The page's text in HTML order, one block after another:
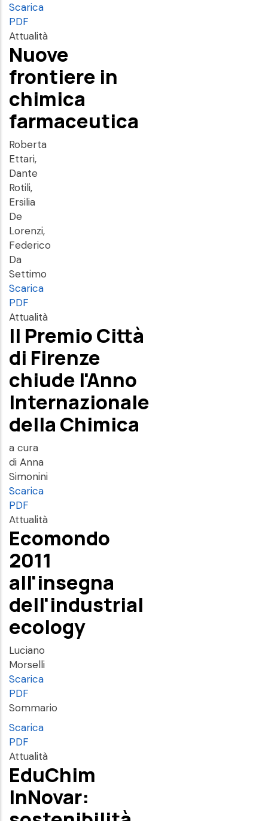
Scarica
PDF
Attualità
Nuove
frontiere in
chimica
farmaceutica
Roberta
Ettari,
Dante
Rotili,
Ersilia
De
Lorenzi,
Federico
Da
Settimo
Scarica
PDF
Attualità
Il Premio Città
di Firenze
chiude l'Anno
Internazionale
della Chimica
a cura
di Anna
Simonini
Scarica
PDF
Attualità
Ecomondo
2011
all'insegna
dell'industrial
ecology
Luciano
Morselli
Scarica
PDF
Sommario
Scarica
PDF
Attualità
EduChim
InNovar: